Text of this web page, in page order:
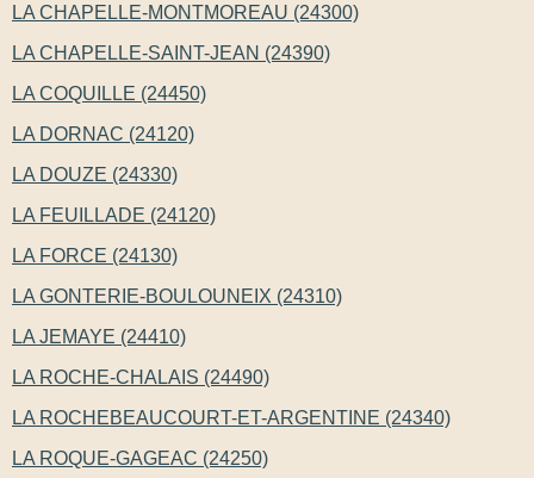
LA CHAPELLE-MONTMOREAU (24300)
LA CHAPELLE-SAINT-JEAN (24390)
LA COQUILLE (24450)
LA DORNAC (24120)
LA DOUZE (24330)
LA FEUILLADE (24120)
LA FORCE (24130)
LA GONTERIE-BOULOUNEIX (24310)
LA JEMAYE (24410)
LA ROCHE-CHALAIS (24490)
LA ROCHEBEAUCOURT-ET-ARGENTINE (24340)
LA ROQUE-GAGEAC (24250)